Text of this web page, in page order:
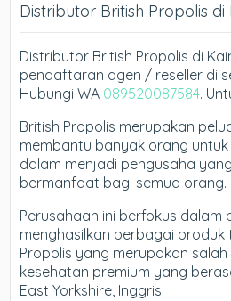
Distributor British Propolis
Distributor British Propolis di
pendaftaran agen / reseller di
Hubungi WA 089520087584.
British Propolis merupakan
membantu banyak orang
dalam menjadi pengusaha
bermanfaat bagi semua orang.
Perusahaan ini berfokus dalam
menghasilkan berbagai produk
Propolis yang merupakan
kesehatan premium yang
East Yorkshire, Inggris.